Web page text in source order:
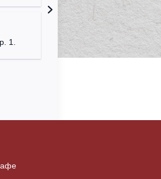
1.
Клуб
г.